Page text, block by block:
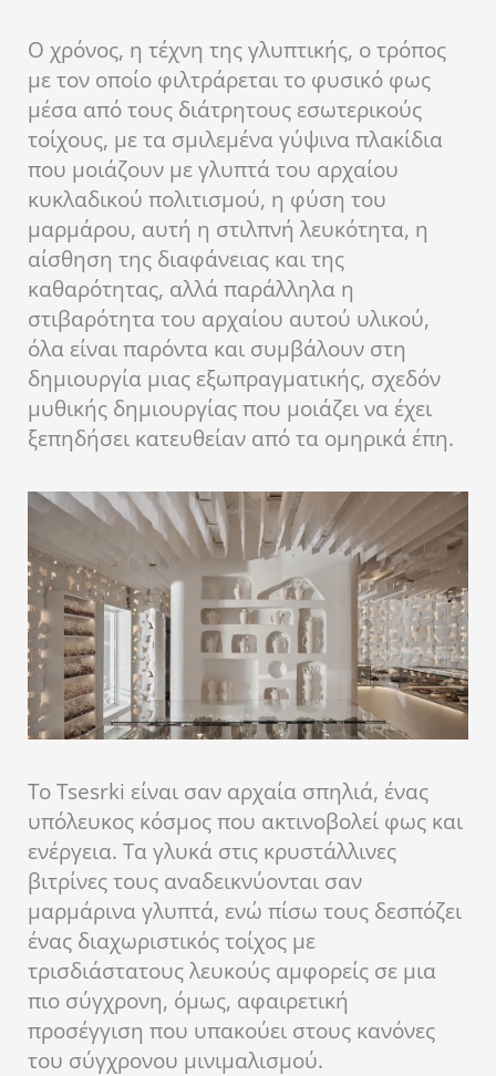
Ο χρόνος, η τέχνη της γλυπτικής, ο τρόπος
με τον οποίο φιλτράρεται το φυσικό φως
μέσα από τους διάτρητους εσωτερικούς
τοίχους, με τα σμιλεμένα γύψινα πλακίδια
που μοιάζουν με γλυπτά του αρχαίου
κυκλαδικού πολιτισμού, η φύση του
μαρμάρου, αυτή η στιλπνή λευκότητα, η
αίσθηση της διαφάνειας και της
καθαρότητας, αλλά παράλληλα η
στιβαρότητα του αρχαίου αυτού υλικού,
όλα είναι παρόντα και συμβάλουν στη
δημιουργία μιας εξωπραγματικής, σχεδόν
μυθικής δημιουργίας που μοιάζει να έχει
ξεπηδήσει κατευθείαν από τα ομηρικά έπη.
Το Tsesrki είναι σαν αρχαία σπηλιά, ένας
υπόλευκος κόσμος που ακτινοβολεί φως και
ενέργεια. Τα γλυκά στις κρυστάλλινες
βιτρίνες τους αναδεικνύονται σαν
μαρμάρινα γλυπτά, ενώ πίσω τους δεσπόζει
ένας διαχωριστικός τοίχος με
τρισδιάστατους λευκούς αμφορείς σε μια
πιο σύγχρονη, όμως, αφαιρετική
προσέγγιση που υπακούει στους κανόνες
του σύγχρονου μινιμαλισμού.